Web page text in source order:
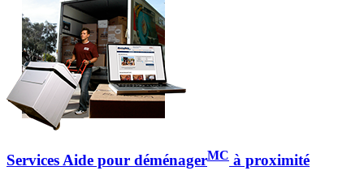
Services Aide pour déménagerMC à proximité